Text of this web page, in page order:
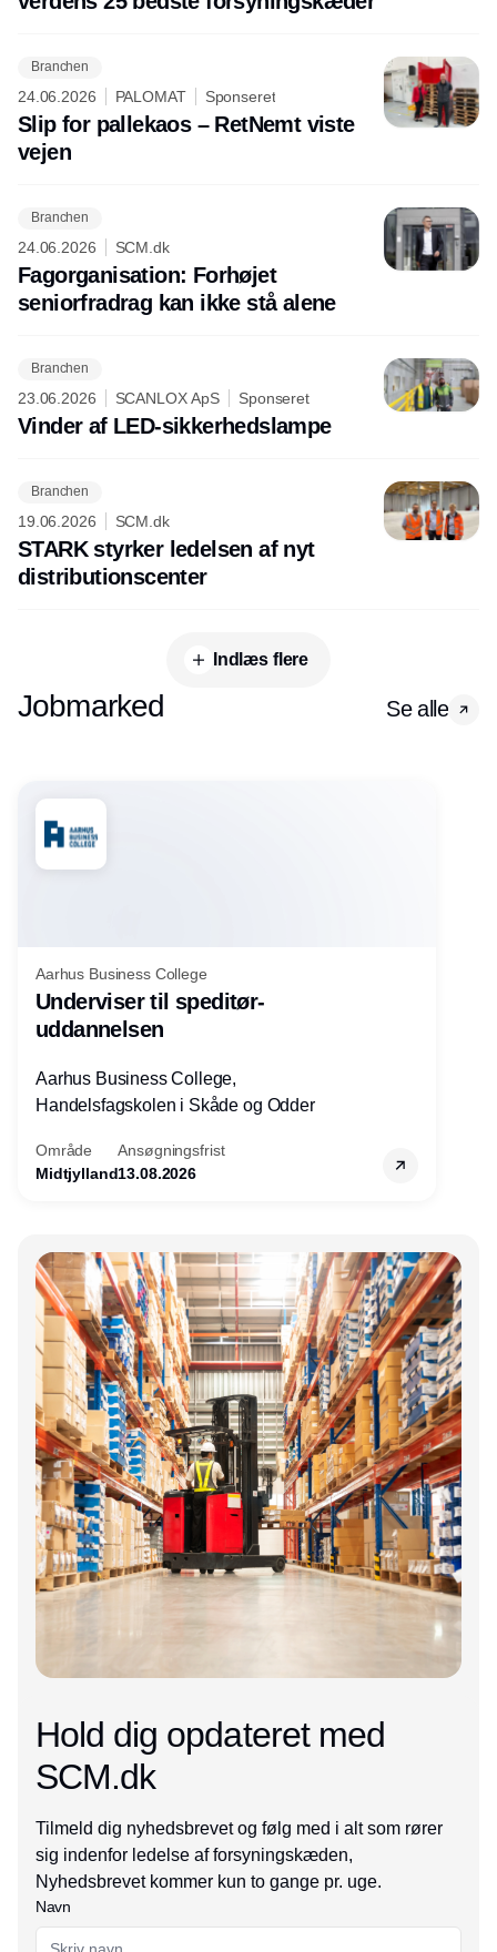
Branchen
24.06.2026 PALOMAT Sponseret
Slip for pallekaos – RetNemt viste
vejen
Branchen
24.06.2026 SCM.dk
Fagorganisation: Forhøjet
seniorfradrag kan ikke stå alene
Branchen
23.06.2026 SCANLOX ApS Sponseret
Vinder af LED-sikkerhedslampe
Branchen
19.06.2026 SCM.dk
STARK styrker ledelsen af nyt
distributionscenter
Indlæs flere
Jobmarked Se alle
Aarhus Business College
Underviser til speditør-
uddannelsen
Aarhus Business College,
Handelsfagskolen i Skåde og Odder
Område
Midtjylland
Ansøgningsfrist
13.08.2026
Annonce
Hold dig opdateret med
SCM.dk
Tilmeld dig nyhedsbrevet og følg med i alt som rører
sig indenfor ledelse af forsyningskæden,
Nyhedsbrevet kommer kun to gange pr. uge.
Navn